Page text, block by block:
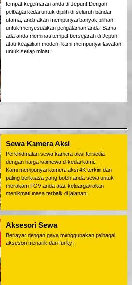
tempat kegemaran anda di Jepun! Dengan
pelbagai kedai untuk dipilih di seluruh bandar
utama, anda akan mempunyai banyak pilihan
untuk menyesuaikan pengalaman anda. Sama
ada anda meminati tempat bersejarah di Jepun
atau keajaiban moden, kami mempunyai lawatan
untuk setiap minat!
Sewa Kamera Aksi
Perkhidmatan sewa kamera aksi tersedia
dengan harga istimewa di kedai kami.
Kami mempunyai kamera aksi 4K terkini dan
paling berkuasa yang boleh anda sewa untuk
merakam POV anda atau keluarga/rakan
menikmati masa terbaik di jalanan.
Aksesori Sewa
Berlayar dengan gaya menggunakan pelbagai
aksesori menarik dan funky!